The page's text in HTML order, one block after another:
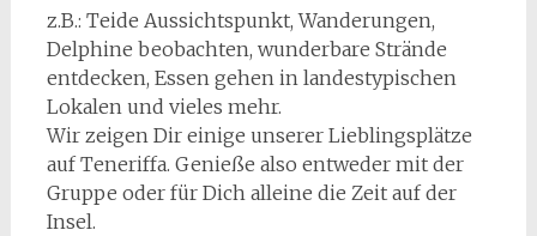
z.B.: Teide Aussichtspunkt, Wanderungen,
Delphine beobachten, wunderbare Strände
entdecken, Essen gehen in landestypischen
Lokalen und vieles mehr.
Wir zeigen Dir einige unserer Lieblingsplätze
auf Teneriffa. Genieße also entweder mit der
Gruppe oder für Dich alleine die Zeit auf der
Insel.